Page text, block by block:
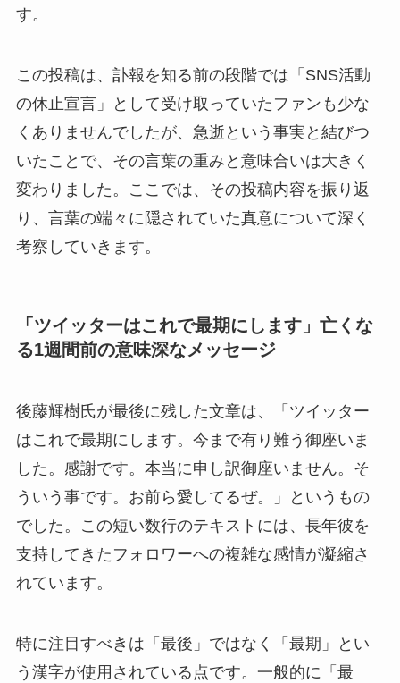
す。
この投稿は、訃報を知る前の段階では「SNS活動
の休止宣言」として受け取っていたファンも少な
くありませんでしたが、急逝という事実と結びつ
いたことで、その言葉の重みと意味合いは大きく
変わりました。ここでは、その投稿内容を振り返
り、言葉の端々に隠されていた真意について深く
考察していきます。
「ツイッターはこれで最期にします」亡くな
る1週間前の意味深なメッセージ
後藤輝樹氏が最後に残した文章は、「ツイッター
はこれで最期にします。今まで有り難う御座いま
した。感謝です。本当に申し訳御座いません。そ
ういう事です。お前ら愛してるぜ。」というもの
でした。この短い数行のテキストには、長年彼を
支持してきたフォロワーへの複雑な感情が凝縮さ
れています。
特に注目すべきは「最後」ではなく「最期」とい
う漢字が使用されている点です。一般的に「最